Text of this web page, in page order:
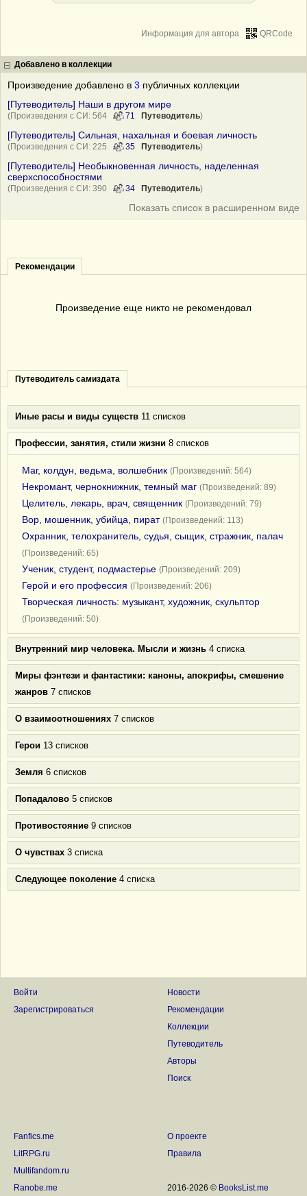
QRCode
Информация для автора
Добавлено в коллекции
Произведение добавлено в 3 публичных коллекции
[Путеводитель] Наши в другом мире
(Произведения с СИ: 564 71 Путеводитель)
[Путеводитель] Сильная, нахальная и боевая личность
(Произведения с СИ: 225 35 Путеводитель)
[Путеводитель] Необыкновенная личность, наделенная
сверхспособностями
(Произведения с СИ: 390 34 Путеводитель)
Показать список в расширенном виде
Рекомендации
Произведение еще никто не рекомендовал
Путеводитель самиздата
Иные расы и виды существ 11 списков
Профессии, занятия, стили жизни 8 списков
Маг, колдун, ведьма, волшебник (Произведений: 564)
Некромант, чернокнижник, темный маг (Произведений: 89)
Целитель, лекарь, врач, священник (Произведений: 79)
Вор, мошенник, убийца, пират (Произведений: 113)
Охранник, телохранитель, судья, сыщик, стражник, палач
(Произведений: 65)
Ученик, студент, подмастерье (Произведений: 209)
Герой и его профессия (Произведений: 206)
Творческая личность: музыкант, художник, скульптор
(Произведений: 50)
Внутренний мир человека. Мысли и жизнь 4 списка
Миры фэнтези и фантастики: каноны, апокрифы, смешение
жанров 7 списков
О взаимоотношениях 7 списков
Герои 13 списков
Земля 6 списков
Попадалово 5 списков
Противостояние 9 списков
О чувствах 3 списка
Следующее поколение 4 списка
Войти
Зарегистрироваться
Новости
Рекомендации
Коллекции
Путеводитель
Авторы
Поиск
Fanfics.me
LitRPG.ru
Multifandom.ru
Ranobe.me
О проекте
Правила
2016-2026 © BooksList.me